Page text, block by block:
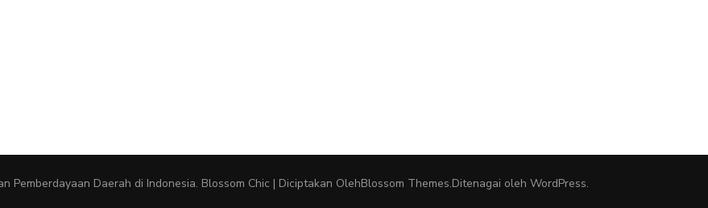
Pemberdayaan Daerah di Indonesia. Blossom Chic | Diciptakan OlehBlossom Themes.Ditenagai oleh WordPress.